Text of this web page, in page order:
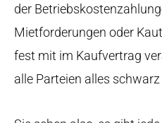
der
Mietforderungen oder
fest mit im Kaufvertrag
alle Parteien alles